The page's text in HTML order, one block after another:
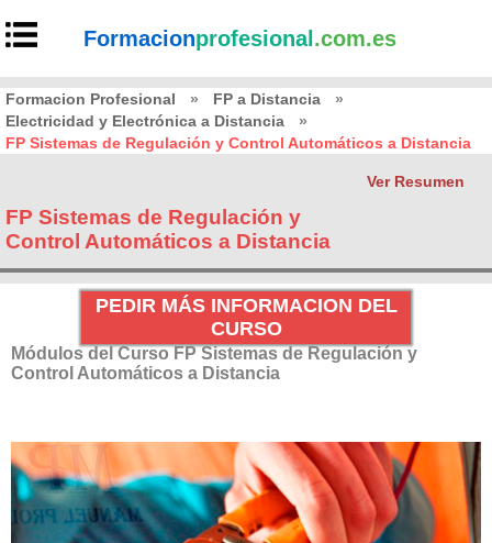
Formacionprofesional .com.es
Formacion Profesional » FP a Distancia
»
Electricidad y Electrónica a Distancia
»
FP Sistemas de Regulación y Control Automáticos a Distancia
Ver Resumen
FP Sistemas de Regulación y
Control Automáticos a Distancia
PEDIR MÁS INFORMACION DEL
CURSO
Módulos del Curso FP Sistemas de Regulación y
Control Automáticos a Distancia